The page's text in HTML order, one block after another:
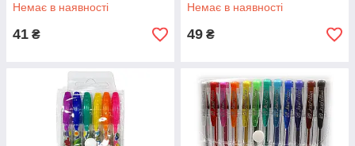
Немає в наявності
41 ₴
Немає в наявності
49 ₴